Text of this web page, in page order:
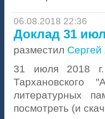
06.08.2018 22:36
Доклад 31
разместил Сергей
31 июля 2018
Тархановского
литературных
посмотреть (и